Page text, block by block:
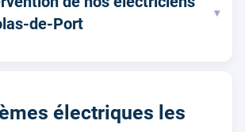
de-Port
▾
électriques les